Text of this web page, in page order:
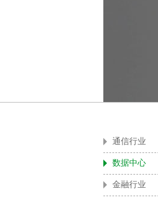
通信行业
数据中心
金融行业